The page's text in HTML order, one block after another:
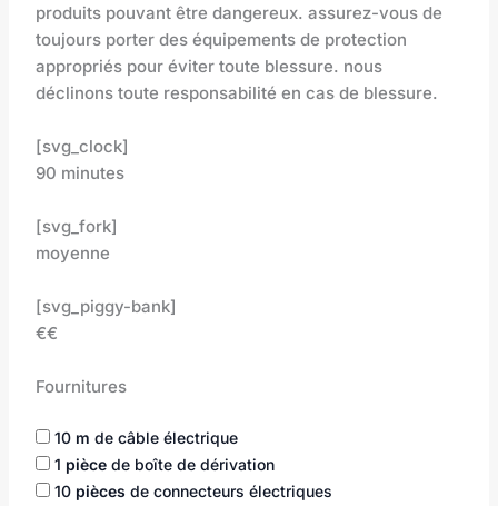
produits pouvant être dangereux. assurez-vous de
toujours porter des équipements de protection
appropriés pour éviter toute blessure. nous
déclinons toute responsabilité en cas de blessure.
[svg_clock]
90 minutes
[svg_fork]
moyenne
[svg_piggy-bank]
€€
Fournitures
10 m de câble électrique
1 pièce de boîte de dérivation
10 pièces de connecteurs électriques